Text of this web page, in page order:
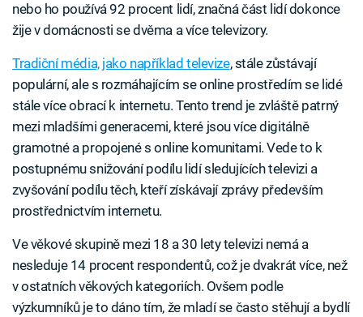
nebo ho používá 92 procent lidí, značná část lidí dokonce
žije v domácnosti se dvěma a více televizory.
Tradiční média, jako například televize, stále zůstávají
populární, ale s rozmáhajícím se online prostředím se lidé
stále více obrací k internetu. Tento trend je zvláště patrný
mezi mladšími generacemi, které jsou více digitálně
gramotné a propojené s online komunitami. Vede to k
postupnému snižování podílu lidí sledujících televizi a
zvyšování podílu těch, kteří získávají zprávy především
prostřednictvím internetu.
Ve věkové skupině mezi 18 a 30 lety televizi nemá a
nesleduje 14 procent respondentů, což je dvakrát více, než
v ostatních věkových kategoriích. Ovšem podle
výzkumníků je to dáno tím, že mladí se často stěhují a bydlí